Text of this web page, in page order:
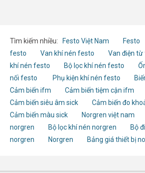
Tìm kiếm nhiều: Festo Việt Nam Festo
festo
Van khí nén festo Van điện
khí nén festo
Bộ lọc khí nén festo
nối festo
Phụ kiện khí nén festo
Cảm biến ifm
Cảm biến tiệm cận ifm
Cảm biến siêu âm sick
Cảm biến đo
Cảm biến màu sick
Norgren việt nam
norgren
Bộ lọc khí nén norgren
Bộ
norgren
Norgren Bảng giá thiết bị